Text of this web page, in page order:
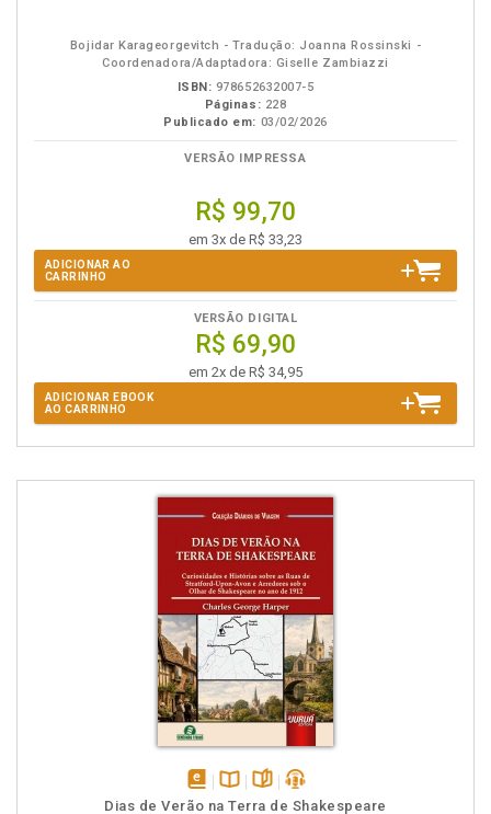
Bojidar Karageorgevitch - Tradução: Joanna Rossinski -
Coordenadora/Adaptadora: Giselle Zambiazzi
ISBN: 978652632007-5
Páginas: 228
Publicado em: 03/02/2026
VERSÃO IMPRESSA
R$ 99,70
em 3x de R$ 33,23
ADICIONAR AO
CARRINHO
VERSÃO DIGITAL
R$ 69,90
em 2x de R$ 34,95
ADICIONAR EBOOK
AO CARRINHO
disponívelDisponível
páginaspodcast
Dias de Verão na Terra de Shakespeare